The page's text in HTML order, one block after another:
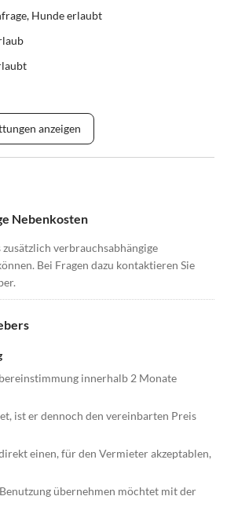
Hunde erlaubt
anzeigen
Nebenkosten
zusätzlich verbrauchsabhängige
Bei Fragen dazu kontaktieren Sie
innerhalb 2 Monate
ist er dennoch den vereinbarten Preis
einen, für den Vermieter akzeptablen,
übernehmen möchtet mit der